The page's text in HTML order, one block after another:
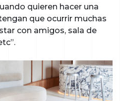
quieren hacer una
que ocurrir muchas
con amigos, sala de